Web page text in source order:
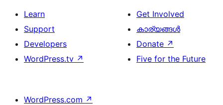
Learn
Support
Developers
WordPress.tv ↗
Get Involved
കാര്യങ്ങള്‍
Donate ↗
Five for the Future
WordPress.com ↗